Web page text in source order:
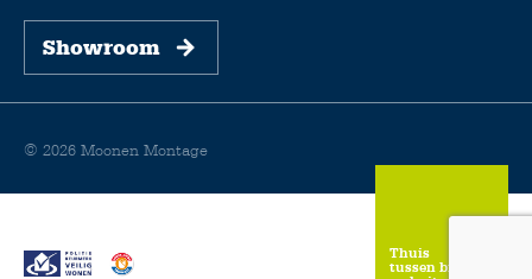
Showroom
© 2026 Moonen Montage
Thuis
tussen binnen